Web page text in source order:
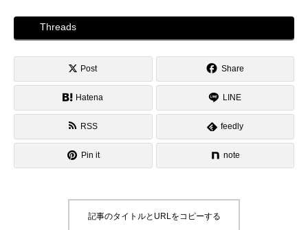
Threads
Post Share
Hatena LINE
RSS feedly
Pin it note
記事のタイトルとURLをコピーする